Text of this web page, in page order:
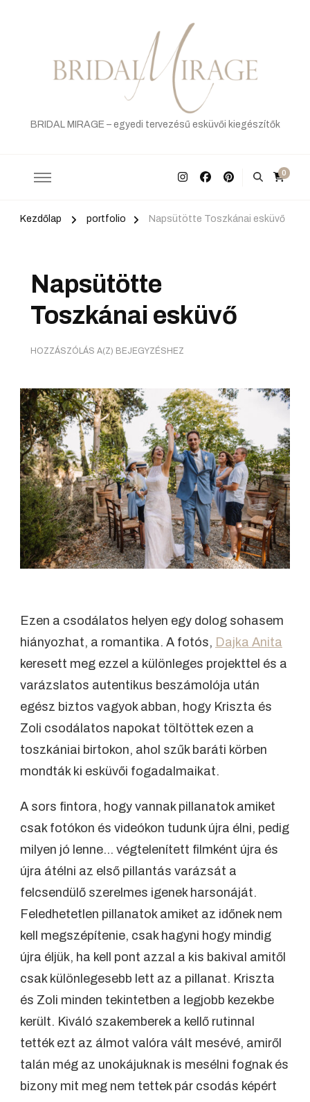
BRIDAL MIRAGE – egyedi tervezésű esküvői kiegészítők
0
Kezdőlap portfolio Napsütötte Toszkánai esküvő
Napsütötte
Toszkánai esküvő
HOZZÁSZÓLÁS A(Z) NAPSÜTÖTTE
BEJEGYZÉSHEZ
Ezen a csodálatos helyen egy dolog sohasem
hiányozhat, a romantika. A fotós, Dajka Anita
keresett meg ezzel a különleges projekttel és a
varázslatos autentikus beszámolója után
egész biztos vagyok abban, hogy Kriszta és
Zoli csodálatos napokat töltöttek ezen a
toszkániai birtokon, ahol szűk baráti körben
mondták ki esküvői fogadalmaikat.
A sors fintora, hogy vannak pillanatok amiket
csak fotókon és videókon tudunk újra élni, pedig
milyen jó lenne… végtelenített filmként újra és
újra átélni az első pillantás varázsát a
felcsendülő szerelmes igenek harsonáját.
Feledhetetlen pillanatok amiket az időnek nem
kell megszépítenie, csak hagyni hogy mindig
újra éljük, ha kell pont azzal a kis bakival amitől
csak különlegesebb lett az a pillanat. Kriszta
és Zoli minden tekintetben a legjobb kezekbe
került. Kiváló szakemberek a kellő rutinnal
tették ezt az álmot valóra vált mesévé, amiről
talán még az unokájuknak is mesélni fognak és
bizony mit meg nem tettek pár csodás képért